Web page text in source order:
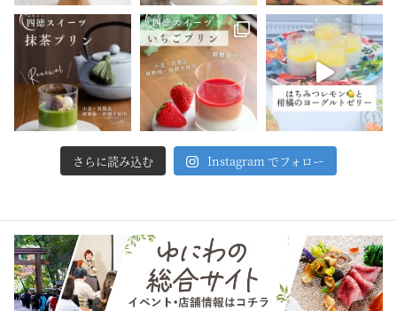
さらに読み込む Instagram でフォロー